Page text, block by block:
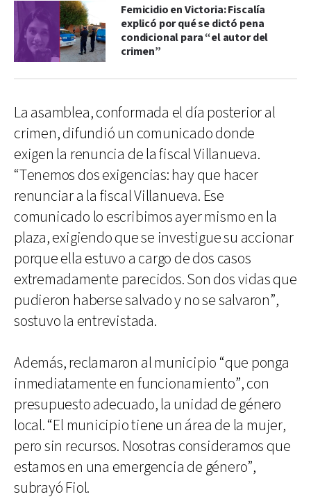
Femicidio en Victoria: Fiscalía
explicó por qué se dictó pena
condicional para “el autor del
crimen”
La asamblea, conformada el día posterior al
crimen, difundió un comunicado donde
exigen la renuncia de la fiscal Villanueva.
“Tenemos dos exigencias: hay que hacer
renunciar a la fiscal Villanueva. Ese
comunicado lo escribimos ayer mismo en la
plaza, exigiendo que se investigue su accionar
porque ella estuvo a cargo de dos casos
extremadamente parecidos. Son dos vidas que
pudieron haberse salvado y no se salvaron”,
sostuvo la entrevistada.
Además, reclamaron al municipio “que ponga
inmediatamente en funcionamiento”, con
presupuesto adecuado, la unidad de género
local. “El municipio tiene un área de la mujer,
pero sin recursos. Nosotras consideramos que
estamos en una emergencia de género”,
subrayó Fiol.